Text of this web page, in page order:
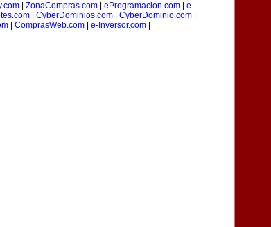
| ZonaCompras.com| eProgramacion.com| e-
| CyberDominios.com| CyberDominio.com|
| ComprasWeb.com| e-Inversor.com|